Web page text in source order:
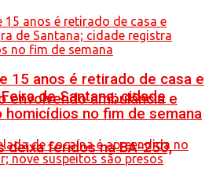
envolvendo ambulância e
deixa feridos na BA-250,
15 anos é retirado de casa e
de Santana; cidade
no fim de semana